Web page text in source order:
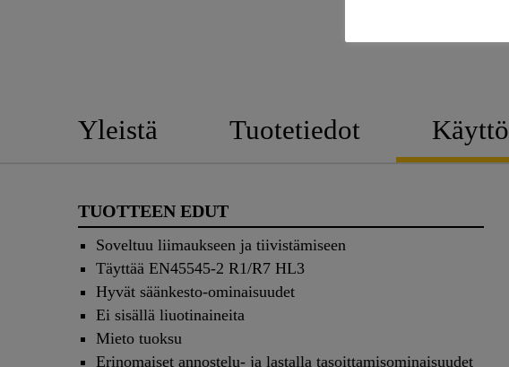
Yleistä Tuotetiedot Käyttö
TUOTTEEN EDUT
Soveltuu liimaukseen ja tiivistämiseen
Täyttää EN45545-2 R1/R7 HL3
Hyvät säänkesto-ominaisuudet
Ei sisällä liuotinaineita
Mieto tuoksu
Erinomaiset annostelu- ja lastalla tasoittamisominaisuudet